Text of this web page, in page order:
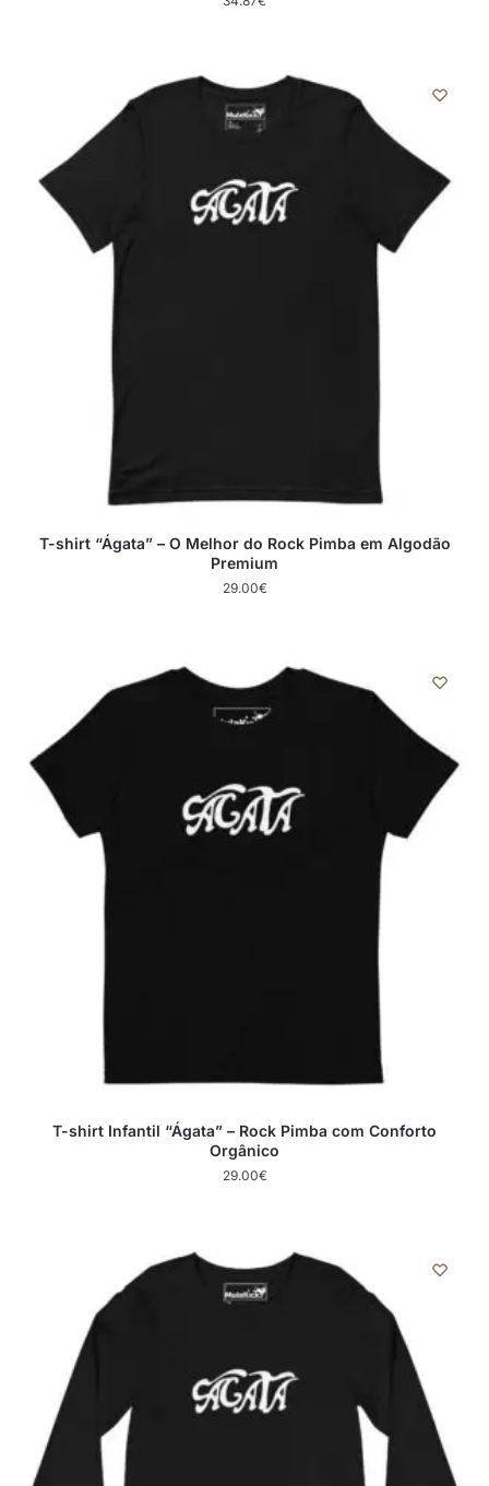
T-shirt “Ágata” – O Melhor do Rock Pimba em Algodão
Premium
29.00€
T-shirt Infantil “Ágata” – Rock Pimba com Conforto
Orgânico
29.00€